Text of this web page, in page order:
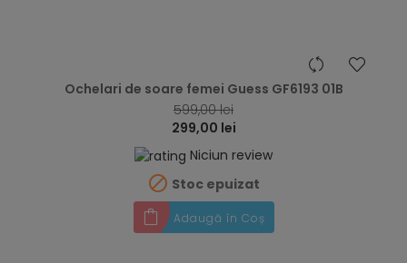
Ochelari de soare femei Guess GF6193 01B
599,00 lei
299,00 lei
Niciun review
 Stoc epuizat
Adaugă în Coș